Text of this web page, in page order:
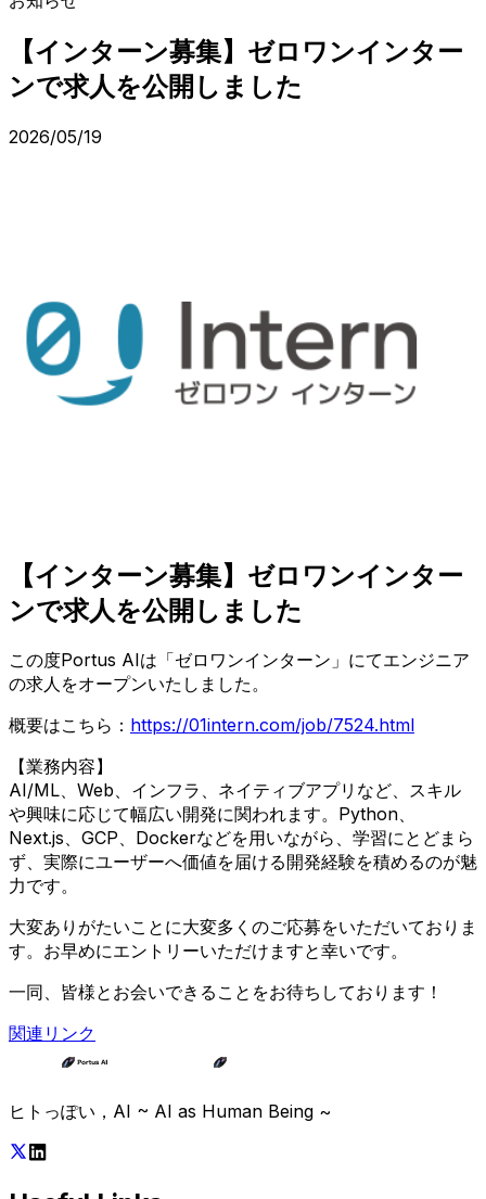
【インターン募集】ゼロワンインター
ンで求人を公開しました
2026/05/19
【インターン募集】ゼロワンインター
ンで求人を公開しました
この度Portus AIは「ゼロワンインターン」にてエンジニア
の求人をオープンいたしました。
概要はこちら： https://01intern.com/job/7524.html
【業務内容】
AI/ML、Web、インフラ、ネイティブアプリなど、スキル
や興味に応じて幅広い開発に関われます。Python、
Next.js、GCP、Dockerなどを用いながら、学習にとどまら
ず、実際にユーザーへ価値を届ける開発経験を積めるのが魅
力です。
大変ありがたいことに大変多くのご応募をいただいておりま
す。お早めにエントリーいただけますと幸いです。
一同、皆様とお会いできることをお待ちしております！
関連リンク
ヒトっぽい，AI ~ AI as Human Being ~